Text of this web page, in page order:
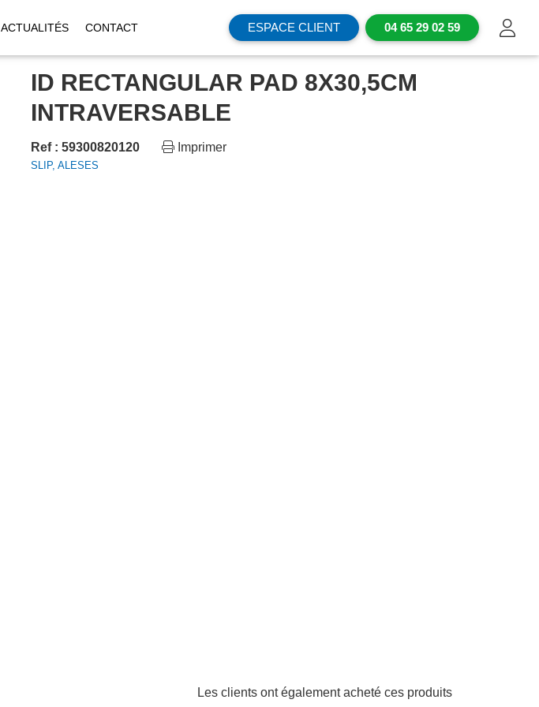
ACTUALITÉS CONTACT ESPACE CLIENT 04 65 29 02 59
ID RECTANGULAR PAD 8X30,5CM
INTRAVERSABLE
Ref : 59300820120 Imprimer
SLIP, ALESES
Les clients ont également acheté ces produits